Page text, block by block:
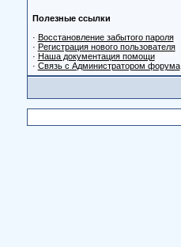
Полезные ссылки
· Восстановление забытого пароля
· Регистрация нового пользователя
· Наша документация помощи
· Связь с Администратором форума